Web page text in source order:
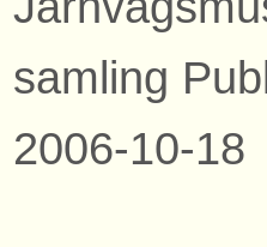
samling
2006-10-18